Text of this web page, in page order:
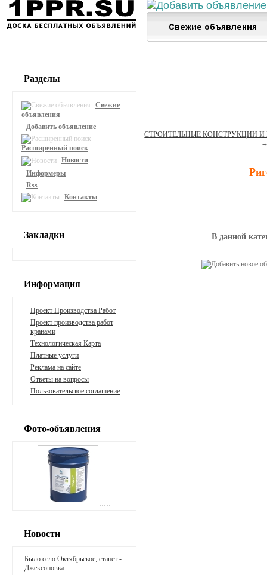
СТРОИТЕЛЬНЫЕ КОНСТРУКЦИИ И
В данной
Разделы
Свежие
объявления
Добавить объявление
Расширенный поиск
Новости
Информеры
Rss
Контакты
Закладки
Информация
Проект Производства Работ
Проект производства работ
кранами
Технологическая Карта
Платные услуги
Реклама на сайте
Ответы на вопросы
Пользовательское соглашение
Фото-объявления
Новости
Было село Октябрьское, станет -
Джексоновка